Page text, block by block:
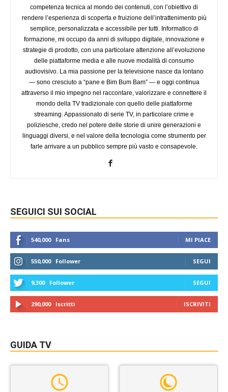
competenza tecnica al mondo dei contenuti, con l’obiettivo di
rendere l’esperienza di scoperta e fruizione dell’intrattenimento più
semplice, personalizzata e accessibile per tutti. Informatico di
formazione, mi occupo da anni di sviluppo digitale, innovazione e
strategie di prodotto, con una particolare attenzione all’evoluzione
delle piattaforme media e alle nuove modalità di consumo
audiovisivo. La mia passione per la televisione nasce da lontano
— sono cresciuto a “pane e Bim Bum Bam” — e oggi continua
attraverso il mio impegno nel raccontare, valorizzare e connettere il
mondo della TV tradizionale con quello delle piattaforme
streaming. Appassionato di serie TV, in particolare crime e
poliziesche, credo nel potere delle storie di unire generazioni e
linguaggi diversi, e nel valore della tecnologia come strumento per
farle arrivare a un pubblico sempre più vasto e consapevole.
SEGUICI SUI SOCIAL
540,000 Fans MI PIACE
550,000 Follower SEGUI
9,300 Follower SEGUI
290,000 Iscritti ISCRIVITI
GUIDA TV